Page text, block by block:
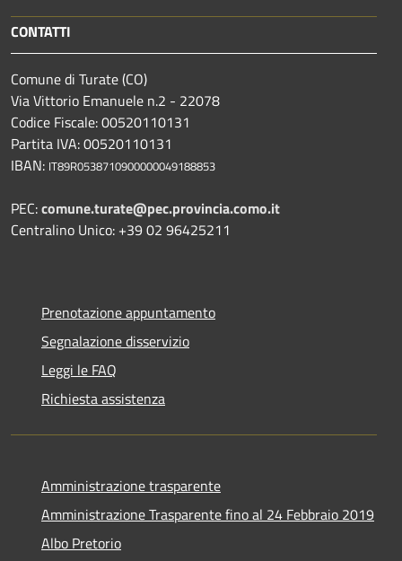
CONTATTI
Comune di Turate (CO)
Via Vittorio Emanuele n.2 - 22078
Codice Fiscale: 00520110131
Partita IVA: 00520110131
IBAN: IT89R0538710900000049188853
PEC:comune.turate@pec.provincia.como.it
Centralino Unico: +39 02 96425211
Prenotazione appuntamento
Segnalazione disservizio
Leggi le FAQ
Richiesta assistenza
Amministrazione trasparente
Amministrazione Trasparente fino al 24 Febbraio 2019
Albo Pretorio